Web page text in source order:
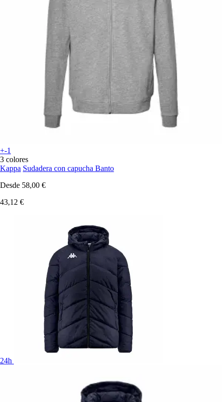
+-1
3 colores
Kappa Sudadera con capucha Banto
Desde 58,00 €
43,12 €
24h